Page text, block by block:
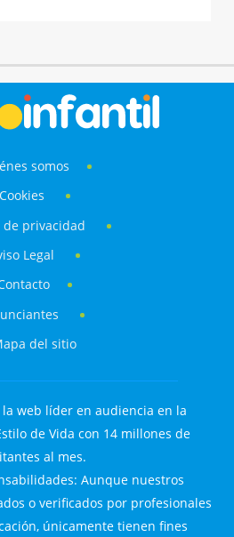
somos
Cookies
de privacidad
Legal
del sitio
web líder en audiencia en la
de Vida con 14 millones de
al mes.
Aunque nuestros
o verificados por profesionales
únicamente tienen fines